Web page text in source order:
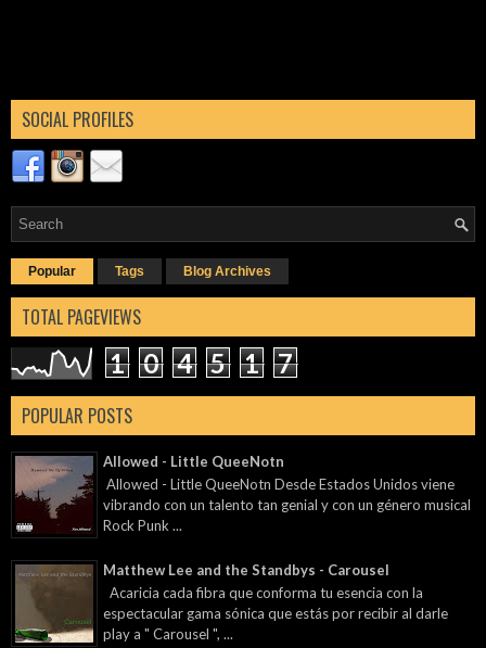
SOCIAL PROFILES
Popular Tags Blog Archives
TOTAL PAGEVIEWS
1 0 4 5 1 7
POPULAR POSTS
Allowed - Little QueeNotn
Allowed - Little QueeNotn Desde Estados Unidos viene
vibrando con un talento tan genial y con un género musical
Rock Punk ...
Matthew Lee and the Standbys - Carousel
Acaricia cada fibra que conforma tu esencia con la
espectacular gama sónica que estás por recibir al darle
play a " Carousel ", ...